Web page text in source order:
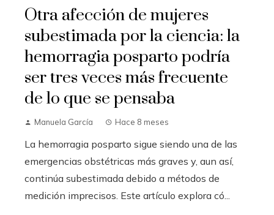
Otra afección de mujeres
subestimada por la ciencia: la
hemorragia posparto podría
ser tres veces más frecuente
de lo que se pensaba
Manuela García Hace 8 meses
La hemorragia posparto sigue siendo una de las
emergencias obstétricas más graves y, aun así,
continúa subestimada debido a métodos de
medición imprecisos. Este artículo explora có...